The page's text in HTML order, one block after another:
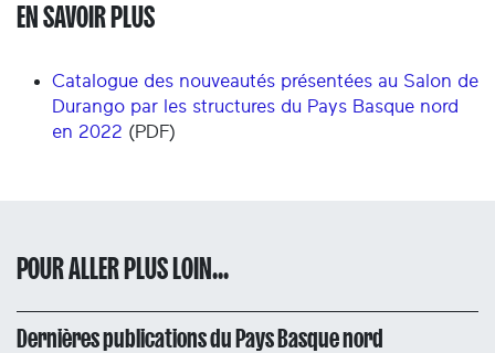
EN SAVOIR PLUS
Catalogue des nouveautés présentées au Salon de
Durango par les structures du Pays Basque nord
en 2022 (PDF)
POUR ALLER PLUS LOIN...
Dernières publications du Pays Basque nord